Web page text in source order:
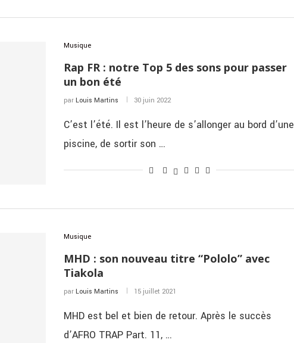
Musique
Rap FR : notre Top 5 des sons pour passer
un bon été
par Louis Martins 30 juin 2022
C’est l’été. Il est l’heure de s’allonger au bord d’une
piscine, de sortir son …
Musique
MHD : son nouveau titre “Pololo” avec
Tiakola
par Louis Martins 15 juillet 2021
MHD est bel et bien de retour. Après le succès
d’AFRO TRAP Part. 11, …